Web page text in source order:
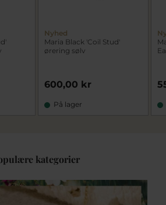
Nyhed
Maria Black 'Coil Stud'
ørering sølv
600,00 kr
På lager
kategorier